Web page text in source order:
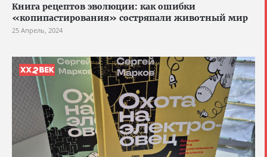
Книга рецептов эволюции: как ошибки
«копипастирования» состряпали животный мир
25 Апрель, 2024